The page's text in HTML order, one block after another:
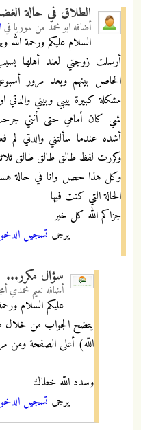
الطلاق في حالة
أضافه ابو محمد من سوريافي
السلام عليكم ورحمة الله
أرسلت زوجتي لعند أهلها
الحاصل بينهم وبعد مرور
مشكلة كبيرة بيبي وبيني
شي كان أمامي حتى أنني
أشده عندما سألتني والدتي لم
وكررت لفظ طالق طالق طالق
وكل هذا حصل وانا في حالة
الحالة التي كنت فيها
جزاكم الله كل خير
يرجى تسجيل
سؤال مكرر...
أضافه نعيم محمدي
عليكم السلام
يتضح الجواب من خلال
اللّه) أعلى الصفحة ومن
وسدد اللّه خطاك
يرجى تسجيل